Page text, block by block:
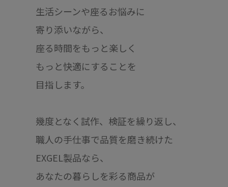
生活シーンや座るお悩みに
寄り添いながら、
座る時間をもっと楽しく
もっと快適にすることを
目指します。
幾度となく試作、検証を繰り返し、
職人の手仕事で品質を磨き続けた
EXGEL製品なら、
あなたの暮らしを彩る商品が